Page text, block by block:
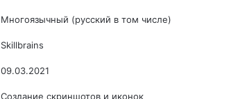
Многоязычный (русский в том числе)
Skillbrains
09.03.2021
Создание скриншотов и иконок